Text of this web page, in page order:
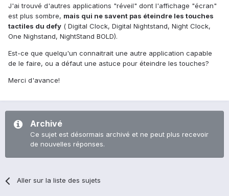
J'ai trouvé d'autres applications "réveil" dont l'affichage "écran"
est plus sombre, mais qui ne savent pas éteindre les touches
tactiles du defy ( Digital Clock, Digital Nightstand, Night Clock,
One Nighstand, NightStand BOLD).
Est-ce que quelqu'un connaitrait une autre application capable
de le faire, ou a défaut une astuce pour éteindre les touches?
Merci d'avance!
Archivé
Ce sujet est désormais archivé et ne peut plus recevoir
de nouvelles réponses.
Aller sur la liste des sujets